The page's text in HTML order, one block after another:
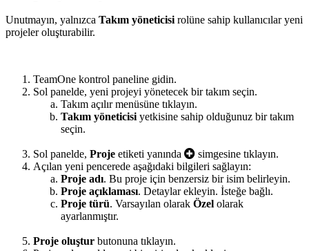
Unutmayın, yalnızca Takım yöneticisi rolüne sahip kullanıcılar yeni
projeler oluşturabilir.
TeamOne kontrol paneline gidin.
Sol panelde, yeni projeyi yönetecek bir takım seçin.
Takım açılır menüsüne tıklayın.
Takım yöneticisi yetkisine sahip olduğunuz bir takım
seçin.
Sol panelde, Proje etiketi yanında
simgesine tıklayın.
Açılan yeni pencerede aşağıdaki bilgileri sağlayın:
Proje adı. Bu proje için benzersiz bir isim belirleyin.
Proje açıklaması. Detaylar ekleyin. İsteğe bağlı.
Proje türü. Varsayılan olarak Özel olarak
ayarlanmıştır.
Proje oluştur butonuna tıklayın.